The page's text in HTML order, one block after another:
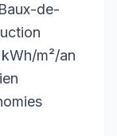
de-
m²/an